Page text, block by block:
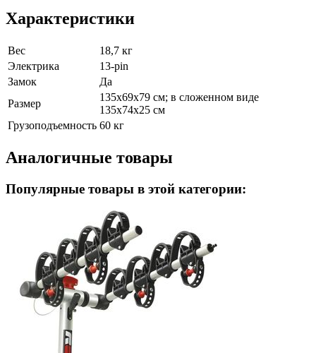
Характеристики
Вес
18,7 кг
Электрика
13-pin
Замок
Да
Размер
135х69х79 см; в сложенном виде
135х74х25 см
Грузоподъемность 60 кг
Аналогичные товары
Популярные товары в этой категории: